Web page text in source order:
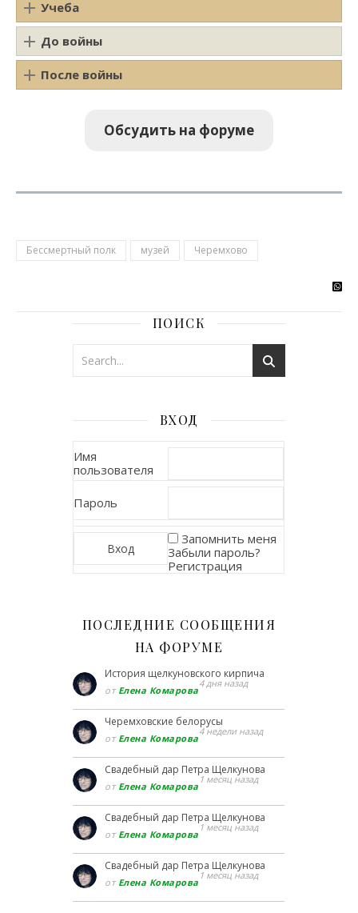
Учеба
До войны
После войны
Обсудить на форуме
Бессмертный полк музей Черемхово
ПОИСК
ВХОД
Имя
пользователя
Пароль
Запомнить меня
Забыли пароль?
Регистрация
ПОСЛЕДНИЕ СООБЩЕНИЯ
НА ФОРУМЕ
История щелкуновского кирпича
от Елена Комарова
4 дня назад
Черемховские белорусы
от Елена Комарова
4 недели назад
Свадебный дар Петра Щелкунова
от Елена Комарова
1 месяц назад
Свадебный дар Петра Щелкунова
от Елена Комарова
1 месяц назад
Свадебный дар Петра Щелкунова
от Елена Комарова
1 месяц назад